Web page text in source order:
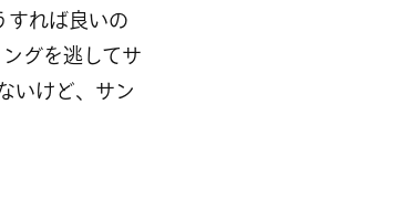
れば良いの
グを逃してサ
いけど、サン